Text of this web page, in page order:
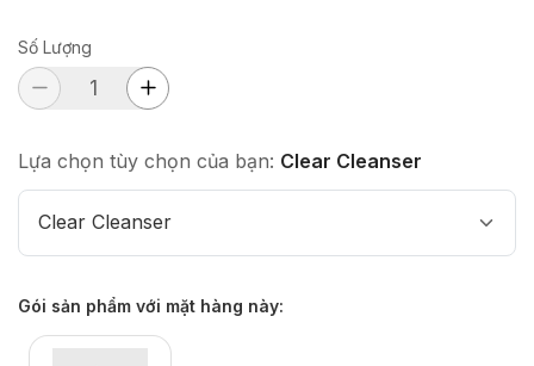
Số Lượng
Lựa chọn tùy chọn của bạn: Clear Cleanser
Clear Cleanser
Gói sản phẩm với mặt hàng này: